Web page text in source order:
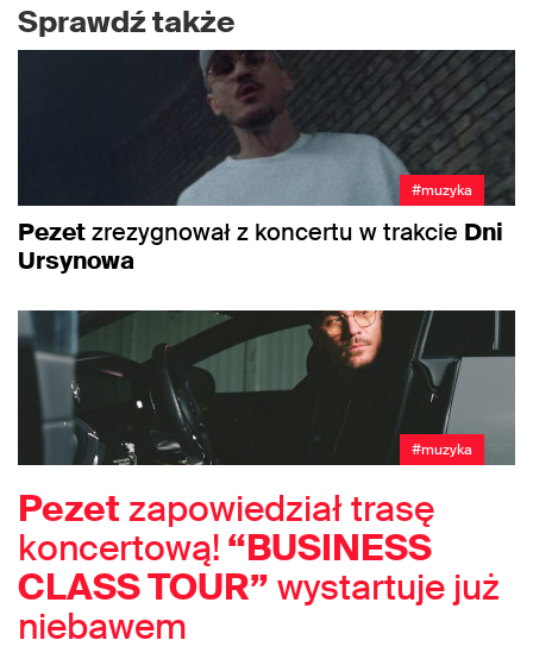
Sprawdź także
#muzyka
Pezetzrezygnował z koncertu w trakcie Dni
Ursynowa
#muzyka
Pezet zapowiedział trasę
koncertową! “BUSINESS
CLASS TOUR” wystartuje już
niebawem